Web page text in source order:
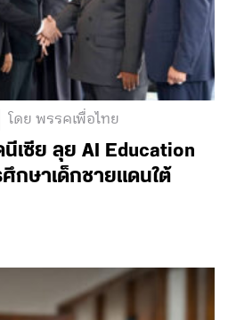
โดย พรรคเพื่อไทย
เซีย ลุย AI Education
กษาเด็กชายแดนใต้